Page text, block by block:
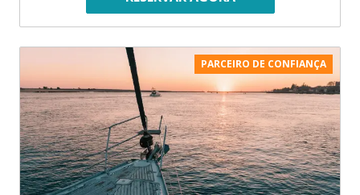
PARCEIRO DE CONFIANÇA